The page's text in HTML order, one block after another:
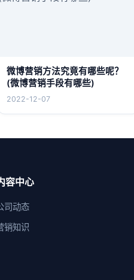
微博营销方法究竟有哪些呢？
(微博营销手段有哪些)
2022-12-07
容中心
司动态
销知识